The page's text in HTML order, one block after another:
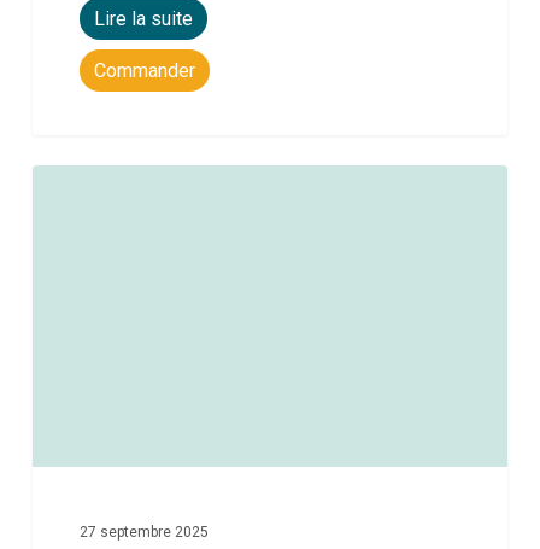
Lire la suite
Commander
27 septembre 2025